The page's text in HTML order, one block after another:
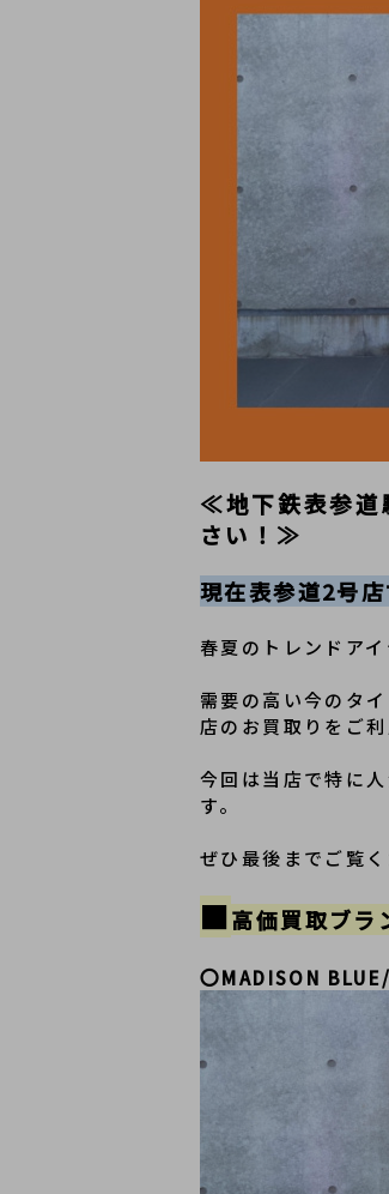
≪地下鉄表参道
さい！≫
現在表参道2号
春夏のトレンドア
需要の高い今のタ
店のお買取りをご利
今回は当店で特に
す。
ぜひ最後までご覧く
■高価買取ブラ
〇MADISON